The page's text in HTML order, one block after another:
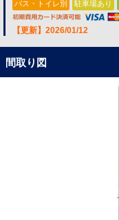
バス・トイレ別 駐車場あり
【更新】2026/01/12
間取り図